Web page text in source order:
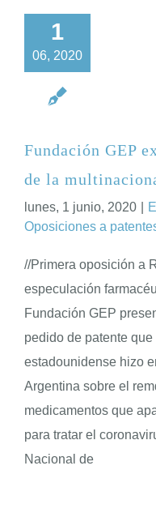
1
06, 2020
Fundación GEP
de la
lunes, 1 junio, 2020
Oposiciones a
//Primera oposición a
especulación
Fundación GEP
pedido de patente
estadounidense hizo
Argentina sobre el
medicamentos que
para tratar el
Nacional de